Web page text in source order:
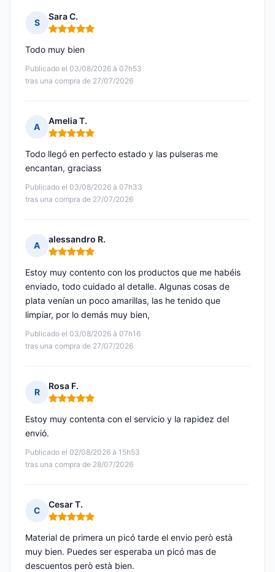
S
Sara C.
Nota: 5 de 5
Publicado el 03/08/2026 à 07h53
tras una compra de 27/07/2026
Todo muy bien
A
Amelia T.
Nota: 5 de 5
Publicado el 03/08/2026 à 07h33
tras una compra de 27/07/2026
Todo llegó en perfecto estado y las pulseras me
encantan, graciass
A
alessandro R.
Nota: 5 de 5
Publicado el 03/08/2026 à 07h16
tras una compra de 27/07/2026
Estoy muy contento con los productos que me habéis
enviado, todo cuidado al detalle. Algunas cosas de
plata venían un poco amarillas, las he tenido que
limpiar, por lo demás muy bien,
R
Rosa F.
Nota: 5 de 5
Publicado el 02/08/2026 à 15h53
tras una compra de 28/07/2026
Estoy muy contenta con el servicio y la rapidez del
envió.
C
Cesar T.
Nota: 5 de 5
Material de primera un picó tarde el envio però està
muy bien. Puedes ser esperaba un picó mas de
descuentos però està bien.